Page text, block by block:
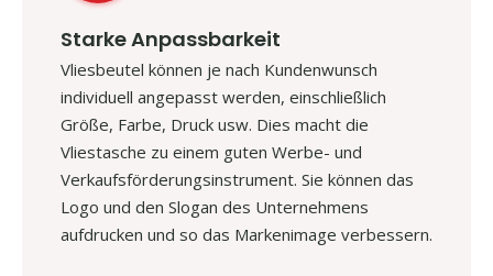
Starke Anpassbarkeit
Vliesbeutel können je nach Kundenwunsch
individuell angepasst werden, einschließlich
Größe, Farbe, Druck usw. Dies macht die
Vliestasche zu einem guten Werbe- und
Verkaufsförderungsinstrument. Sie können das
Logo und den Slogan des Unternehmens
aufdrucken und so das Markenimage verbessern.